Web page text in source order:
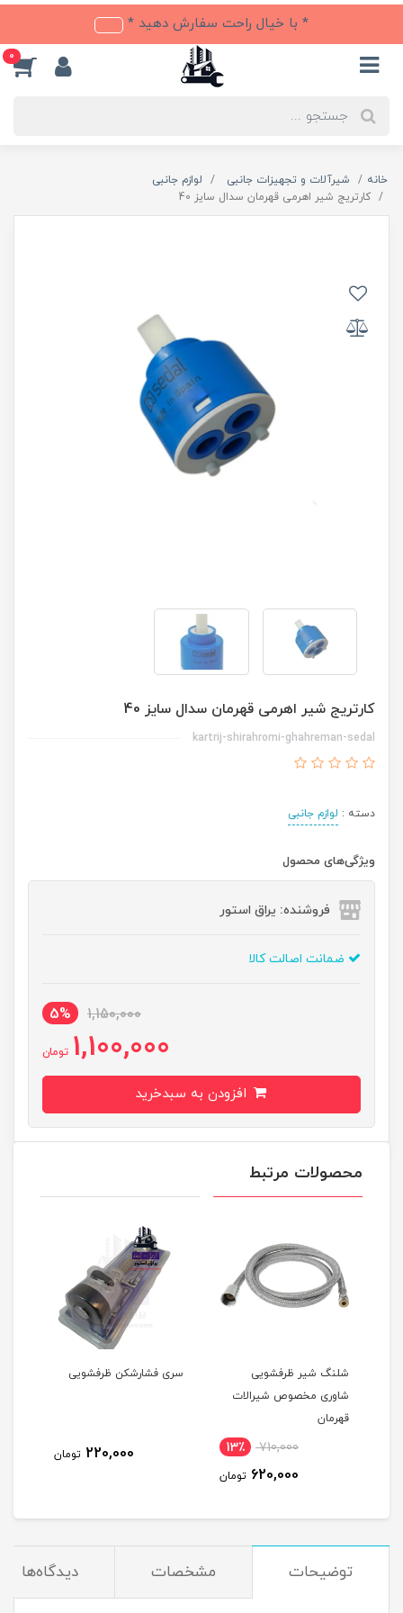
* با خیال راحت سفارش دهید *
0
خانه شیرآلات و تجهیزات جانبی
لوازم جانبی
کارتریج شیر اهرمی قهرمان سدال سایز 40
کارتریج شیر اهرمی قهرمان سدال سایز 40
kartrij-shirahromi-ghahreman-sedal
دسته : لوازم جانبی
ویژگی‌های محصول
فروشنده: یراق استور
ضمانت اصالت کالا
1,150,000
5%
1,100,000 تومان
محصولات مرتبط
شلنگ شیر ظرفشویی
شاوری مخصوص شیرالات
قهرمان
710,000 13٪
620,000 تومان
سری فشارشکن ظرفشویی
220,000 تومان
توضیحات مشخصات دیدگاه‌ها